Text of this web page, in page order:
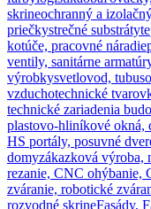
skrineochranný a
priečkystrečné substráty
kotúče, pracovné náradie
ventily, sanitárne
výrobkysvetlovod,
vzduchotechnické
technické zariadenia
plastovo-hliníkové okná,
HS portály, posuvné
domyzákazková výroba,
rezanie, CNC ohýbanie,
zváranie, robotické
rozvodné skrineFasády,